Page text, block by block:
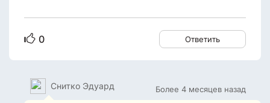
0 Ответить
Более 4 месяцев назад
Снитко Эдуард